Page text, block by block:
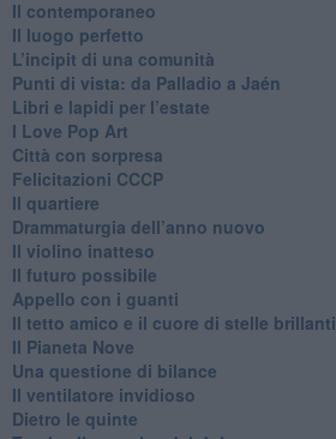
​Il contemporaneo
​Il luogo perfetto
​L’incipit di una comunità
Punti di vista: da Palladio a Jaén
​Libri e lapidi per l’estate
​I Love Pop Art
Città con sorpresa
Felicitazioni CCCP
​Il quartiere
​Drammaturgia dell’anno nuovo
​Il violino inatteso
​Il futuro possibile
​Appello con i guanti
​Il tetto amico e il cuore di stelle brillanti
​Il Pianeta Nove
​Una questione di bilance
​Il ventilatore invidioso
​Dietro le quinte